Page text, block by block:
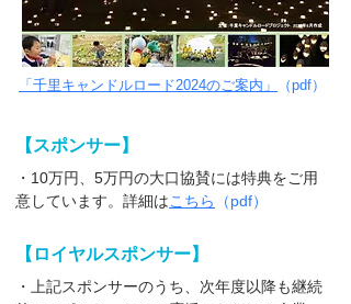
「千里キャンドルロード2024のご案内」 （pdf）
【スポンサー】
・10万円、5万円の大口協賛には特典をご用
意しています。詳細はこちら​ （pdf）
【ロイヤルスポンサー】
・上記スポンサーのうち、次年度以降も継続